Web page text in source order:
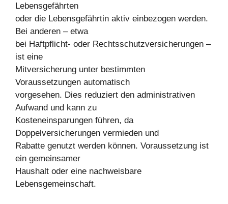
Lebensgefährten
oder die Lebensgefährtin aktiv einbezogen werden.
Bei anderen – etwa
bei Haftpflicht- oder Rechtsschutzversicherungen –
ist eine
Mitversicherung unter bestimmten
Voraussetzungen automatisch
vorgesehen. Dies reduziert den administrativen
Aufwand und kann zu
Kosteneinsparungen führen, da
Doppelversicherungen vermieden und
Rabatte genutzt werden können. Voraussetzung ist
ein gemeinsamer
Haushalt oder eine nachweisbare
Lebensgemeinschaft.